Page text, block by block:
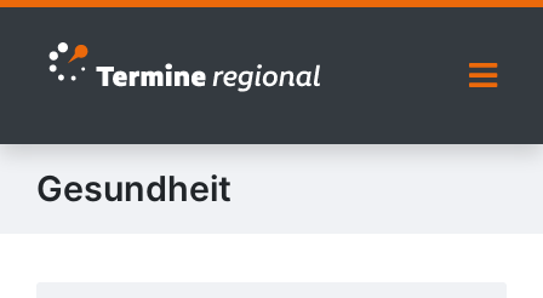
Zur Navigation springen
Zum Inhalt springen
Gesundheit